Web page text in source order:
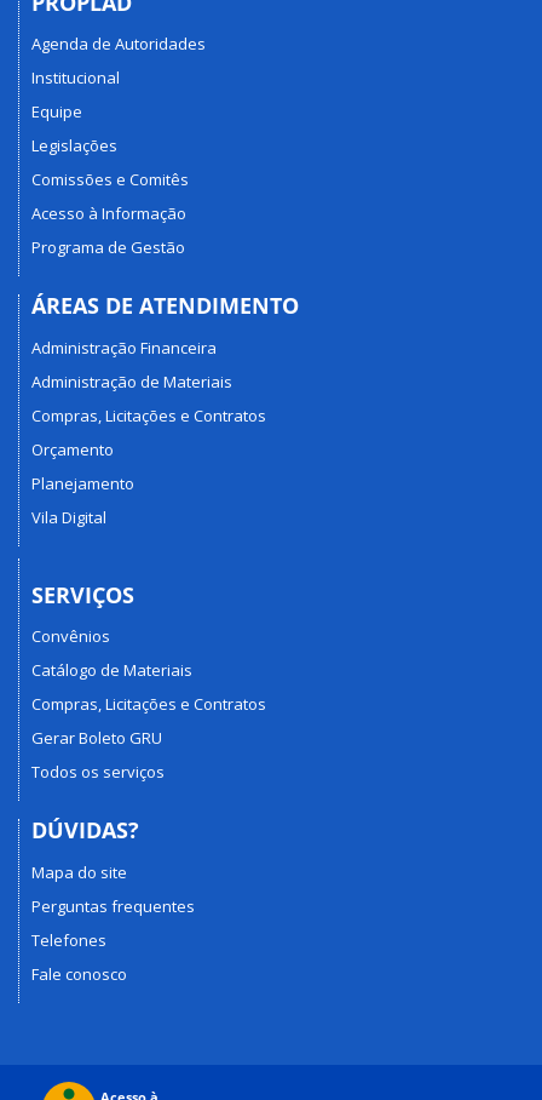
Agenda de Autoridades
Institucional
Equipe
Legislações
Comissões e Comitês
Acesso à Informação
Programa de Gestão
ÁREAS DE ATENDIMENTO
Administração Financeira
Administração de Materiais
Compras, Licitações e Contratos
Orçamento
Planejamento
Vila Digital
SERVIÇOS
Convênios
Catálogo de Materiais
Compras, Licitações e Contratos
Gerar Boleto GRU
Todos os serviços
DÚVIDAS?
Mapa do site
Perguntas frequentes
Telefones
Fale conosco